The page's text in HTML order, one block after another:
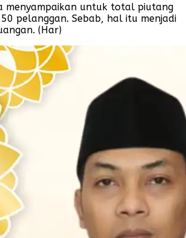
menyampaikan untuk total piutang
pelanggan. Sebab, hal itu menjadi
(Har)